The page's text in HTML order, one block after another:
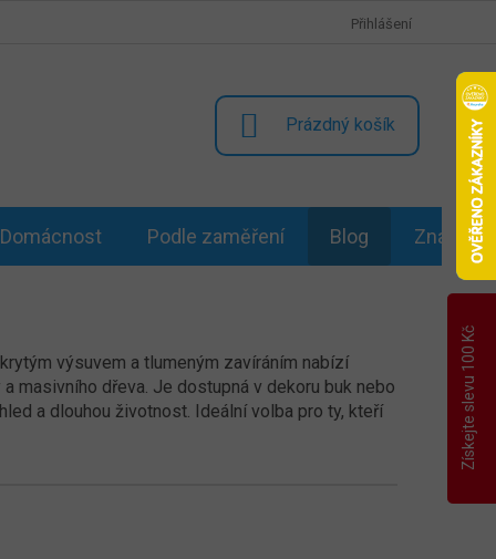
Přihlášení
NÁKUPNÍ
KOŠÍK
Prázdný košík
Domácnost Podle zaměření Blog Značky
výsuvem a tlumeným zavíráním nabízí
masivního dřeva. Je dostupná v dekoru buk nebo
a dlouhou životnost. Ideální volba pro ty, kteří
Získejte slevu 100 Kč